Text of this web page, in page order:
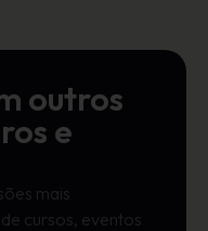
outros
e
mais
cursos, eventos